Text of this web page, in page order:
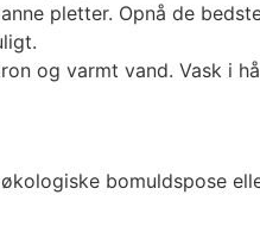
pletter. Opnå de
og varmt vand. Vask i
bomuldspose